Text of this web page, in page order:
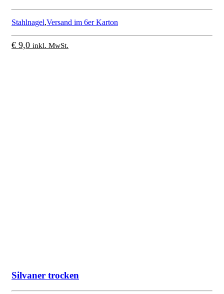
Stahlnagel,Versand im 6er Karton
€ 9,0 inkl. MwSt.
Silvaner trocken